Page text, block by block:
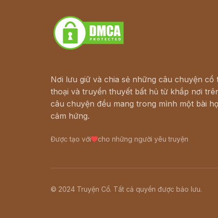
Nơi lưu giữ và chia sẻ những câu chuyện cổ
thoại và truyền thuyết bất hủ từ khắp nơi
câu chuyện đều mang trong mình một bài
cảm hứng.
Được tạo với cho những người yêu truyện
© 2024 Truyện Cổ. Tất cả quyền được bảo lưu.